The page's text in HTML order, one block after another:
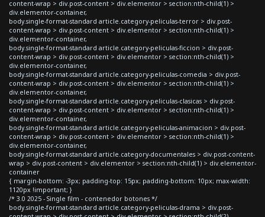
content-wrap > div.post-content > div.elementor > section:nth-child(1) >
div.elementor-container,
body.single-format-standard article.category-peliculas-terror > div.post-
content-wrap > div.post-content > div.elementor > section:nth-child(1) >
div.elementor-container,
body.single-format-standard article.category-peliculas-ficcion > div.post-
content-wrap > div.post-content > div.elementor > section:nth-child(1) >
div.elementor-container,
body.single-format-standard article.category-peliculas-comedia > div.post-
content-wrap > div.post-content > div.elementor > section:nth-child(1) >
div.elementor-container,
body.single-format-standard article.category-peliculas-clasicas > div.post-
content-wrap > div.post-content > div.elementor > section:nth-child(1) >
div.elementor-container,
body.single-format-standard article.category-peliculas-animacion > div.post-
content-wrap > div.post-content > div.elementor > section:nth-child(1) >
div.elementor-container,
body.single-format-standard article.category-documentales > div.post-content-
wrap > div.post-content > div.elementor > section:nth-child(1) > div.elementor-
container
{ margin-bottom: -3px; padding-top: 15px; padding-bottom: 10px; max-width:
1120px !important; }
/* 3.0 2025 - Single film - contenedor botones */
body.single-format-standard article.category-peliculas-drama > div.post-